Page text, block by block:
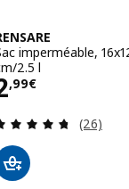
imperméable,
2.5 l
,99€2,99€
(26)